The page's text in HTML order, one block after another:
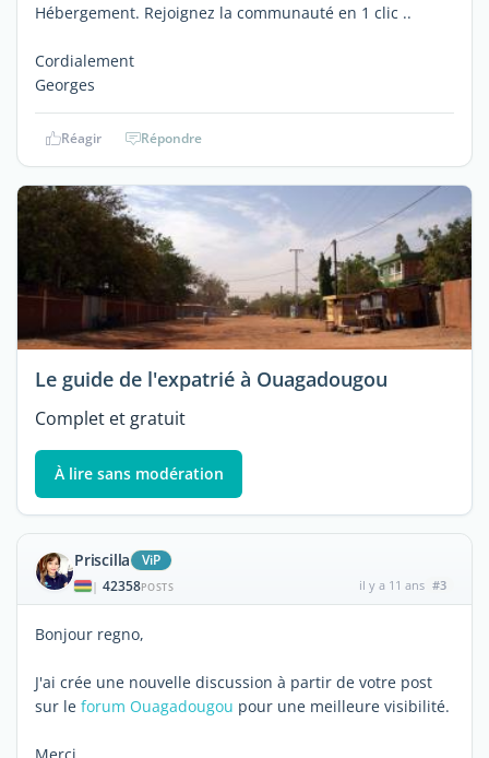
Hébergement. Rejoignez la communauté en 1 clic ..
Cordialement
Georges
Réagir Répondre
Le guide de l'expatrié à Ouagadougou
Complet et gratuit
À lire sans modération
Priscilla ViP
| 42358POSTS il y a 11 ans #3
Bonjour regno,
J'ai crée une nouvelle discussion à partir de votre post
sur le forum Ouagadougou pour une meilleure visibilité.